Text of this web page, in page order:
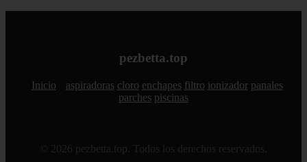
pezbetta.top
Inicio aspiradoras cloro enchapes filtro ionizador panales
parches piscinas
© 2026 pezbetta.top. Todos los derechos reservados.